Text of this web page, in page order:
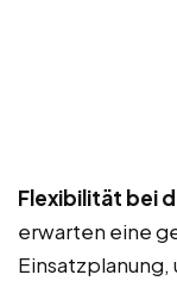
Flexibilität bei
erwarten eine